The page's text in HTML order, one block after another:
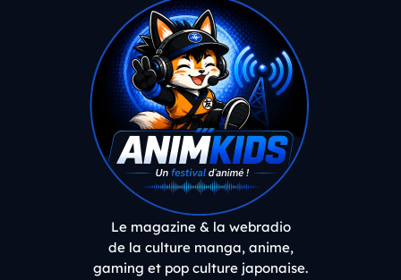
Le magazine & la webradio
de la culture manga, anime,
gaming et pop culture japonaise.